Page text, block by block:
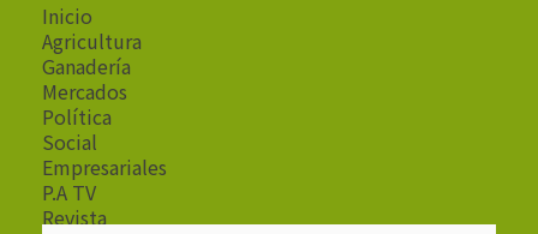
Inicio
Agricultura
Ganadería
Mercados
Política
Social
Empresariales
P.A TV
Revista